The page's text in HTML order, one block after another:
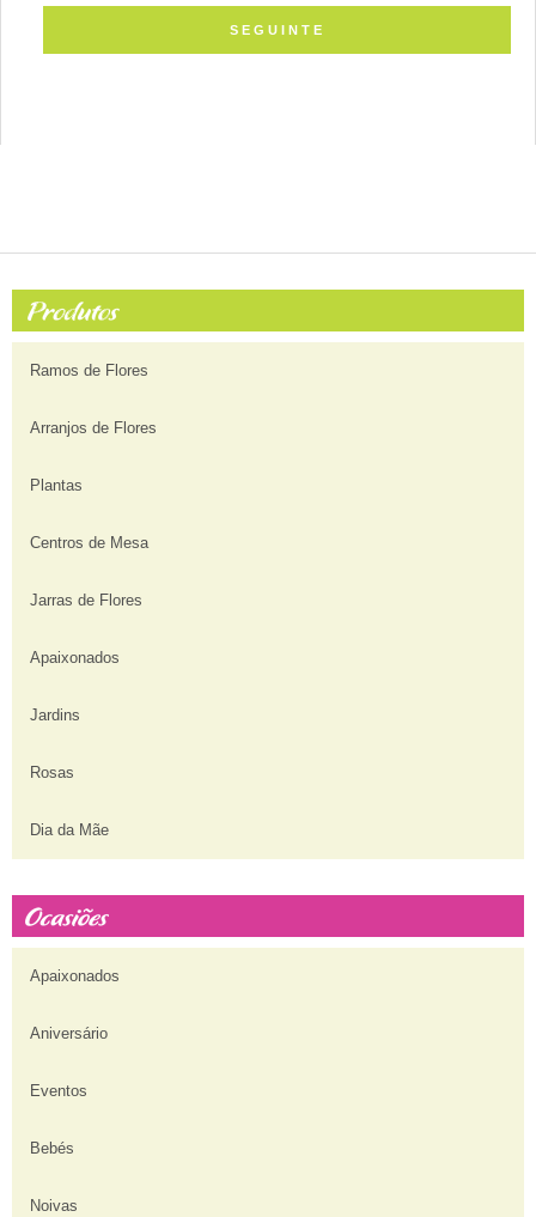
Ramos de Flores
Arranjos de Flores
Plantas
Centros de Mesa
Jarras de Flores
Apaixonados
Jardins
Rosas
Dia da Mãe
Apaixonados
Aniversário
Eventos
Bebés
Noivas